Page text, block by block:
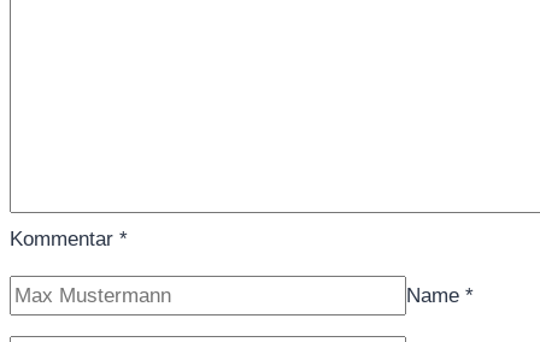
Kommentar *
Name *